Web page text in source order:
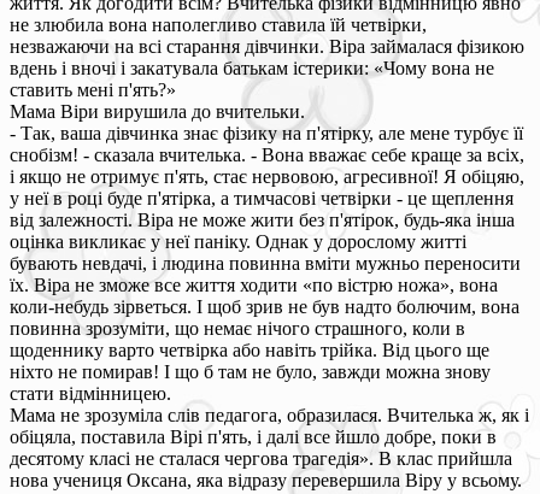
не злюбила вона наполегливо ставила їй четвірки,
незважаючи на всі старання дівчинки. Віра займалася фізикою
вдень і вночі і закатувала батькам істерики: «Чому вона не
ставить мені п'ять?»
Мама Віри вирушила до вчительки.
- Так, ваша дівчинка знає фізику на п'ятірку, але мене турбує її
снобізм! - сказала вчителька. - Вона вважає себе краще за всіх,
і якщо не отримує п'ять, стає нервовою, агресивної! Я обіцяю,
у неї в році буде п'ятірка, а тимчасові четвірки - це щеплення
від залежності. Віра не може жити без п'ятірок, будь-яка інша
оцінка викликає у неї паніку. Однак у дорослому житті
бувають невдачі, і людина повинна вміти мужньо переносити
їх. Віра не зможе все життя ходити «по вістрю ножа», вона
коли-небудь зірветься. І щоб зрив не був надто болючим, вона
повинна зрозуміти, що немає нічого страшного, коли в
щоденнику варто четвірка або навіть трійка. Від цього ще
ніхто не помирав! І що б там не було, завжди можна знову
стати відмінницею.
Мама не зрозуміла слів педагога, образилася. Вчителька ж, як і
обіцяла, поставила Вірі п'ять, і далі все йшло добре, поки в
десятому класі не сталася чергова трагедія». В клас прийшла
нова учениця Оксана, яка відразу перевершила Віру у всьому.